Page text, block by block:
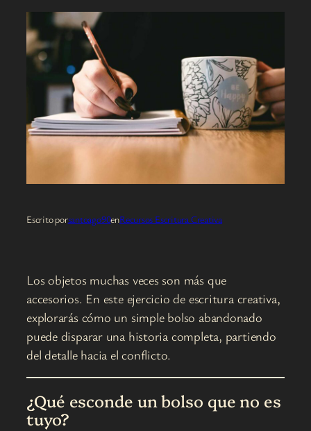
Escrito porsantoago90enRecursos Escritura Creativa
Los objetos muchas veces son más que
accesorios. En este ejercicio de escritura creativa,
explorarás cómo un simple bolso abandonado
puede disparar una historia completa, partiendo
del detalle hacia el conflicto.
¿Qué esconde un bolso que no es
tuyo?